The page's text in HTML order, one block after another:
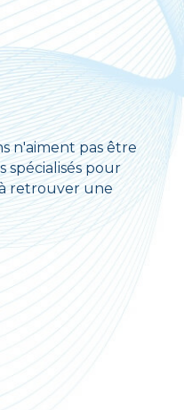
n'aiment pas être
spécialisés pour
retrouver une